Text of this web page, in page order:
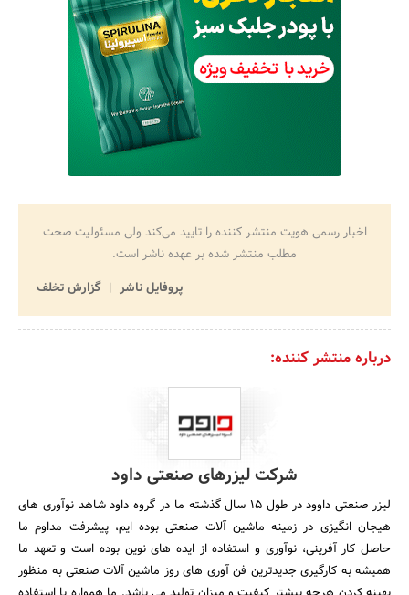
اخبار رسمی هویت منتشر کننده را تایید می‌کند ولی مسئولیت صحت
مطلب منتشر شده بر عهده ناشر است.
پروفایل ناشر
گزارش تخلف
درباره منتشر کننده:
شرکت لیزرهای صنعتی داود
لیزر صنعتی داوود در طول ۱۵ سال گذشته ما در گروه داود شاهد نوآوری های
هیجان انگیزی در زمینه ماشین آلات صنعتی بوده ایم، پیشرفت مداوم ما
حاصل کار آفرینی، نوآوری و استفاده از ایده های نوین بوده است و تعهد ما
همیشه به کارگیری جدیدترین فن آوری های روز ماشین آلات صنعتی به منظور